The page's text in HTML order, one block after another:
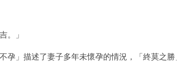
。」
孕」描述了妻子多年未懷孕的情況，「終莫之